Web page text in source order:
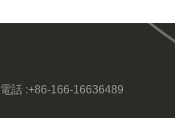
電話 :+86-166-16636489